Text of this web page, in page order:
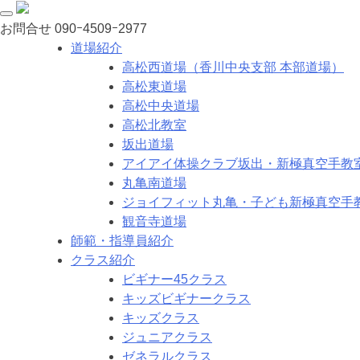
お問合せ 090ｰ4509ｰ2977
道場紹介
高松西道場（香川中央支部 本部道場）
高松東道場
高松中央道場
高松北教室
坂出道場
アイアイ体操クラブ坂出・新極真空手教
丸亀南道場
ジョイフィット丸亀・子ども新極真空手
観音寺道場
師範・指導員紹介
クラス紹介
ビギナー45クラス
キッズビギナークラス
キッズクラス
ジュニアクラス
ゼネラルクラス